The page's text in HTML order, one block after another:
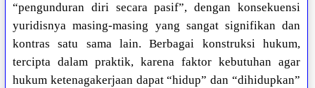
“pengunduran diri secara pasif”, dengan konsekuensi
yuridisnya masing-masing yang sangat signifikan dan
kontras satu sama lain. Berbagai konstruksi hukum,
tercipta dalam praktik, karena faktor kebutuhan agar
hukum ketenagakerjaan dapat “hidup” dan “dihidupkan”